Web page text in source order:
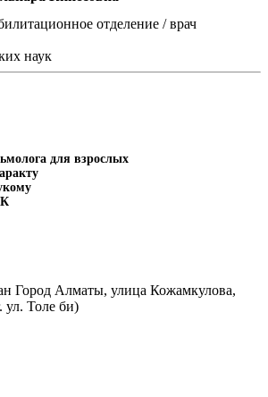
отделение / врач
наук
для взрослых
Город Алматы, улица Кожамкулова,
ул. Толе би)